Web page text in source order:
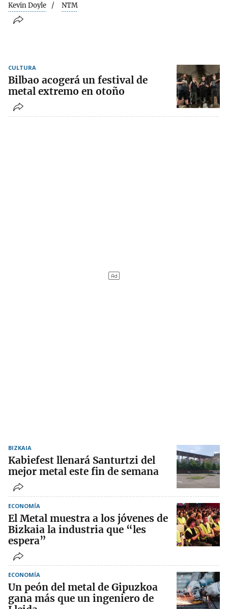
Kevin Doyle NTM
CULTURA
Bilbao acogerá un festival de
metal extremo en otoño
BIZKAIA
Kabiefest llenará Santurtzi del
mejor metal este fin de semana
ECONOMÍA
El Metal muestra a los jóvenes de
Bizkaia la industria que “les
espera”
ECONOMÍA
Un peón del metal de Gipuzkoa
gana más que un ingeniero de